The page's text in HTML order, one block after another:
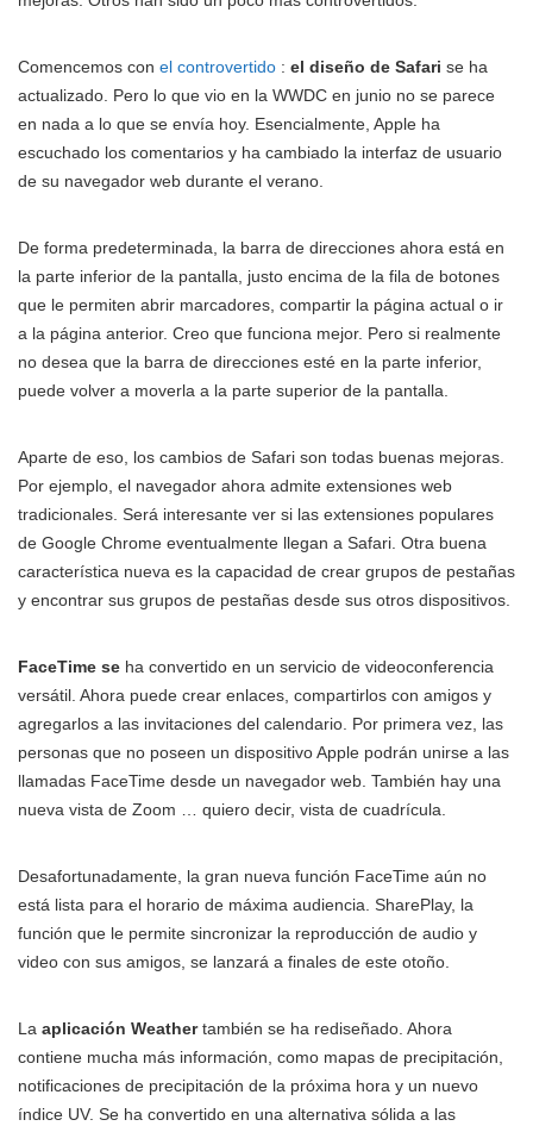
Comencemos con el controvertido : el diseño de Safari se ha
actualizado. Pero lo que vio en la WWDC en junio no se parece
en nada a lo que se envía hoy. Esencialmente, Apple ha
escuchado los comentarios y ha cambiado la interfaz de usuario
de su navegador web durante el verano.
De forma predeterminada, la barra de direcciones ahora está en
la parte inferior de la pantalla, justo encima de la fila de botones
que le permiten abrir marcadores, compartir la página actual o ir
a la página anterior. Creo que funciona mejor. Pero si realmente
no desea que la barra de direcciones esté en la parte inferior,
puede volver a moverla a la parte superior de la pantalla.
Aparte de eso, los cambios de Safari son todas buenas mejoras.
Por ejemplo, el navegador ahora admite extensiones web
tradicionales. Será interesante ver si las extensiones populares
de Google Chrome eventualmente llegan a Safari. Otra buena
característica nueva es la capacidad de crear grupos de pestañas
y encontrar sus grupos de pestañas desde sus otros dispositivos.
FaceTime se ha convertido en un servicio de videoconferencia
versátil. Ahora puede crear enlaces, compartirlos con amigos y
agregarlos a las invitaciones del calendario. Por primera vez, las
personas que no poseen un dispositivo Apple podrán unirse a las
llamadas FaceTime desde un navegador web. También hay una
nueva vista de Zoom … quiero decir, vista de cuadrícula.
Desafortunadamente, la gran nueva función FaceTime aún no
está lista para el horario de máxima audiencia. SharePlay, la
función que le permite sincronizar la reproducción de audio y
video con sus amigos, se lanzará a finales de este otoño.
La aplicación Weathertambién se ha rediseñado. Ahora
contiene mucha más información, como mapas de precipitación,
notificaciones de precipitación de la próxima hora y un nuevo
índice UV. Se ha convertido en una alternativa sólida a las